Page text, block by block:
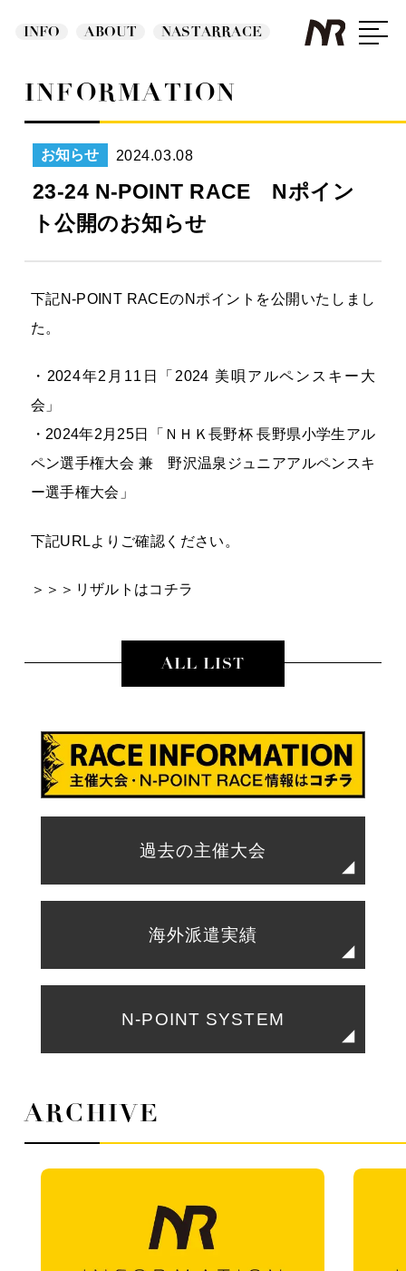
INFO ABOUT NASTARRACE
INFORMATION
お知らせ 2024.03.08
23-24 N-POINT RACE Nポイン
ト公開のお知らせ
下記N-POINT RACEのNポイントを公開いたしまし
た。
・2024年2月11日「2024 美唄アルペンスキー大
会」
・2024年2月25日「ＮＨＫ長野杯 長野県小学生アル
ペン選手権大会 兼 野沢温泉ジュニアアルペンスキ
ー選手権大会」
下記URLよりご確認ください。
＞＞＞リザルトはコチラ
ALL LIST
過去の主催大会
海外派遣実績
N-POINT SYSTEM
ARCHIVE